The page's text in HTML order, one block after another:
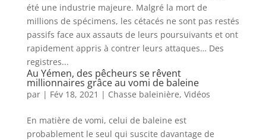
été une industrie majeure. Malgré la mort de
millions de spécimens, les cétacés ne sont pas restés
passifs face aux assauts de leurs poursuivants et ont
rapidement appris à contrer leurs attaques… Des
registres...
Au Yémen, des pêcheurs se rêvent
millionnaires grâce au vomi de baleine
par | Fév 18, 2021 | Chasse baleinière, Vidéos
En matière de vomi, celui de baleine est
probablement le seul qui suscite davantage de